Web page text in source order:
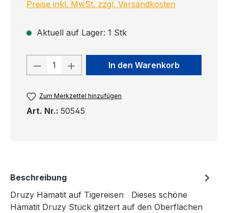
Preise inkl. MwSt. zzgl. Versandkosten
Aktuell auf Lager: 1 Stk
Produkt Anzahl: Gib den
In den Warenkorb
Zum Merkzettel hinzufügen
Art. Nr.: 50545
Beschreibung
Druzy Hämatit auf Tigereisen Dieses schöne
Hämatit Druzy Stück glitzert auf den Oberflächen